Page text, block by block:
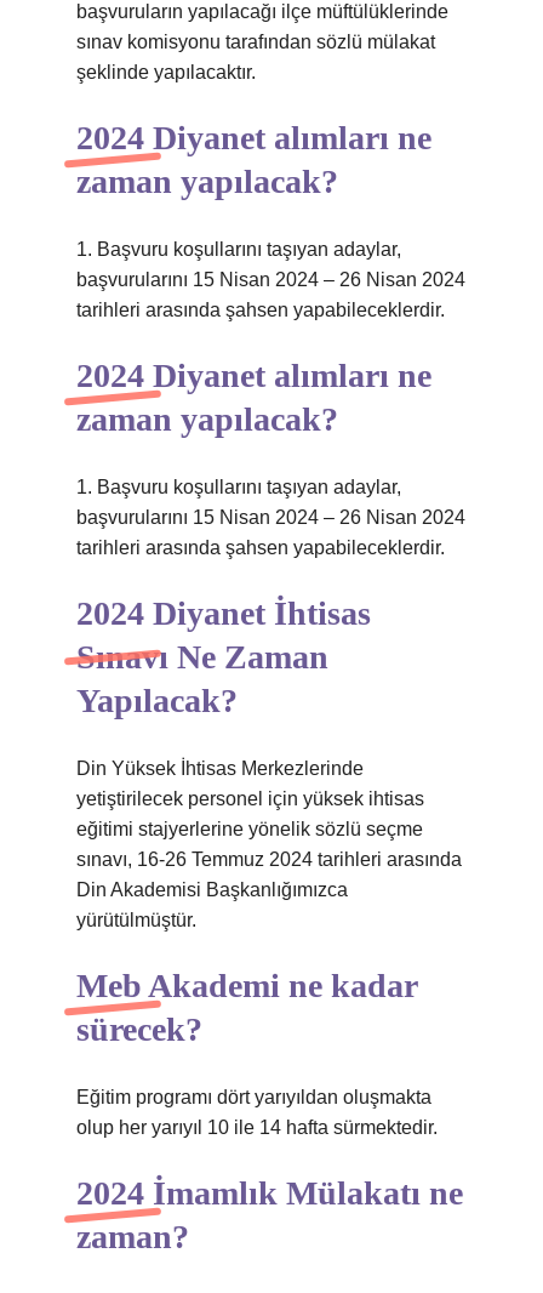
başvuruların yapılacağı ilçe müftülüklerinde
sınav komisyonu tarafından sözlü mülakat
şeklinde yapılacaktır.
2024 Diyanet alımları ne
zaman yapılacak?
1. Başvuru koşullarını taşıyan adaylar,
başvurularını 15 Nisan 2024 – 26 Nisan 2024
tarihleri ​​arasında şahsen yapabileceklerdir.
2024 Diyanet alımları ne
zaman yapılacak?
1. Başvuru koşullarını taşıyan adaylar,
başvurularını 15 Nisan 2024 – 26 Nisan 2024
tarihleri ​​arasında şahsen yapabileceklerdir.
2024 Diyanet İhtisas
Sınavı Ne Zaman
Yapılacak?
Din Yüksek İhtisas Merkezlerinde
yetiştirilecek personel için yüksek ihtisas
eğitimi stajyerlerine yönelik sözlü seçme
sınavı, 16-26 Temmuz 2024 tarihleri ​​arasında
Din Akademisi Başkanlığımızca
yürütülmüştür.
Meb Akademi ne kadar
sürecek?
Eğitim programı dört yarıyıldan oluşmakta
olup her yarıyıl 10 ile 14 hafta sürmektedir.
2024 İmamlık Mülakatı ne
zaman?